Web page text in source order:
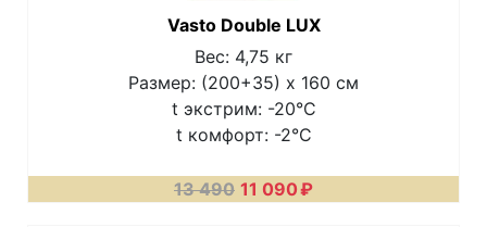
Vasto Double LUX
Вес: 4,75 кг
Размер: (200+35) х 160 см
t экстрим: -20°C
t комфорт: -2°C
13 490 11 090₽